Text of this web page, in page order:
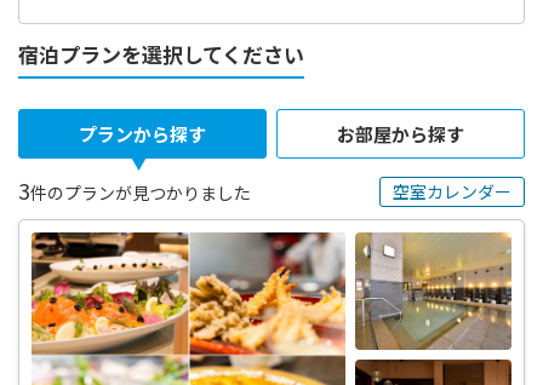
宿泊プランを選択してください
プランから探す お部屋から探す
3件のプランが見つかりました 空室カレンダー